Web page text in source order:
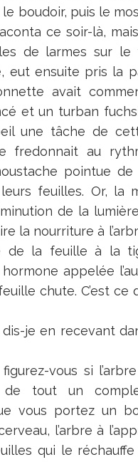
boudoir, puis le
ce soir-là,
de larmes sur le
eut ensuite pris la
avait
et un turban
une tâche de
fredonnait au
pointue de
feuilles. Or, la
de la
la nourriture à
de la feuille à la
appelée
chute. C’est ce
je en recevant
vous si
de tout un
vous portez un
l’arbre à
qui le